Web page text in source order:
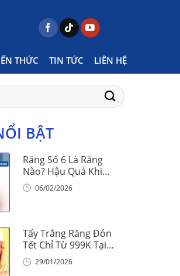
THỨC TIN TỨC LIÊN HỆ
thấp có phải cắt không"
BẬT
Răng Số 6 Là Răng
Nào? Hậu Quả Khi
Mất Răng Số 6
06/02/2026
Tẩy Trắng Răng Đón
Tết Chỉ Từ 999K Tại
Nha Khoa Vinalign
29/01/2026